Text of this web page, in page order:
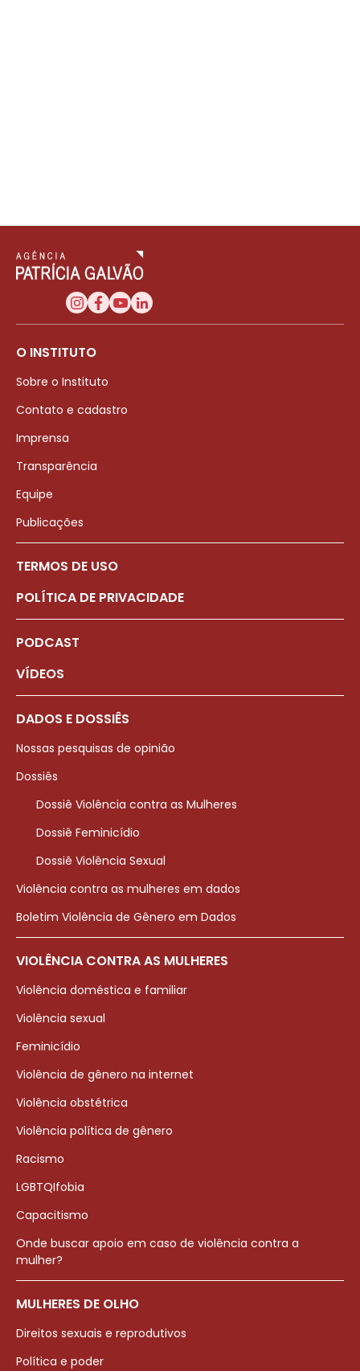
O INSTITUTO
Sobre o Instituto
Contato e cadastro
Imprensa
Transparência
Equipe
Publicações
TERMOS DE USO
POLÍTICA DE PRIVACIDADE
PODCAST
VÍDEOS
DADOS E DOSSIÊS
Nossas pesquisas de opinião
Dossiês
Dossiê Violência contra as Mulheres
Dossiê Feminicídio
Dossiê Violência Sexual
Violência contra as mulheres em dados
Boletim Violência de Gênero em Dados
VIOLÊNCIA CONTRA AS MULHERES
Violência doméstica e familiar
Violência sexual
Feminicídio
Violência de gênero na internet
Violência obstétrica
Violência política de gênero
Racismo
LGBTQIfobia
Capacitismo
Onde buscar apoio em caso de violência contra a
mulher?
MULHERES DE OLHO
Direitos sexuais e reprodutivos
Política e poder